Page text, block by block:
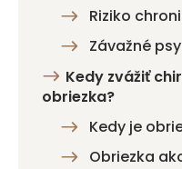
Riziko
Závažné
Kedy zvážiť
obriezka?
Kedy je
Obriezka